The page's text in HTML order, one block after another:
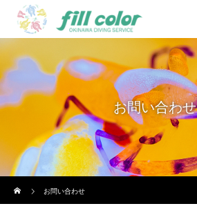
お問い合わせ
お問い合わせ